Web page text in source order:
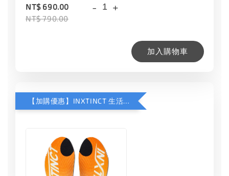
NT$ 690.00
NT$ 790.00
- +
加入購物車
【加購優惠】INXTINCT 生活日用鞋墊